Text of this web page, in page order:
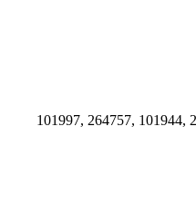
101997, 264757, 101944,